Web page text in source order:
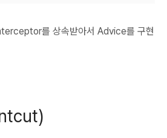
를 상속받아서 Advice를 구현